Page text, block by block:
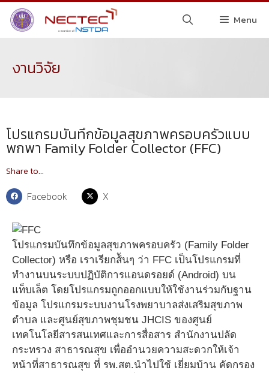
Menu
งานวิจัย
โปรแกรมบันทึกข้อมูลสุขภาพครอบครัวแบบ
พกพา Family Folder Collector (FFC)
Share to...
Facebook X
โปรแกรมบันทึกข้อมูลสุขภาพครอบครัว (Family Folder
Collector) หรือ เราเรียกส้ันๆ ว่า FFC เป็นโปรแกรมที่
ทำงานบนระบบปฏิบัติการแอนดรอยด์ (Android) บน
แท็บเล็ต โดยโปรแกรมถูกออกแบบให้ใช้งานร่วมกับฐาน
ข้อมูล โปรแกรมระบบงานโรงพยาบาลส่งเสริมสุขภาพ
ตำบล และศูนย์สุขภาพชุมชน JHCIS ของศูนย์
เทคโนโลยีสารสนเทศและการสื่อสาร สำนักงานปลัด
กระทรวง สาธารณสุข เพื่ออำนวยความสะดวกให้เจ้า
หน้าที่สาธารณสุข ที่ รพ.สต.นำไปใช้ เยี่ยมบ้าน คัดกรอง